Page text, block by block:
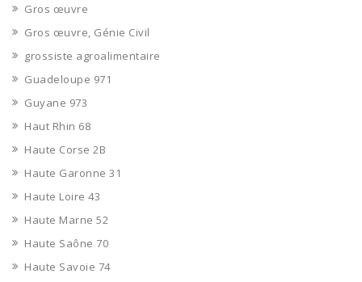
Gros œuvre
Gros œuvre, Génie Civil
grossiste agroalimentaire
Guadeloupe 971
Guyane 973
Haut Rhin 68
Haute Corse 2B
Haute Garonne 31
Haute Loire 43
Haute Marne 52
Haute Saône 70
Haute Savoie 74